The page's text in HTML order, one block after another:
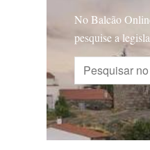
No Balcão
pesquise a